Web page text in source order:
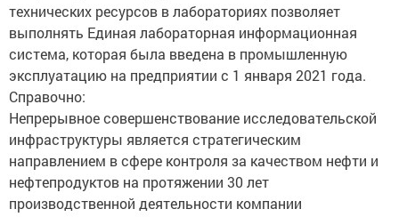
технических ресурсов в лабораториях позволяет
выполнять Единая лабораторная информационная
система, которая была введена в промышленную
эксплуатацию на предприятии с 1 января 2021 года.
Справочно:
Непрерывное совершенствование исследовательской
инфраструктуры является стратегическим
направлением в сфере контроля за качеством нефти и
нефтепродуктов на протяжении 30 лет
производственной деятельности компании